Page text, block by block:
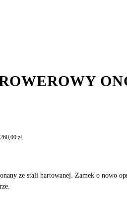
260,00 zł.
ze stali hartowanej. Zamek o nowo